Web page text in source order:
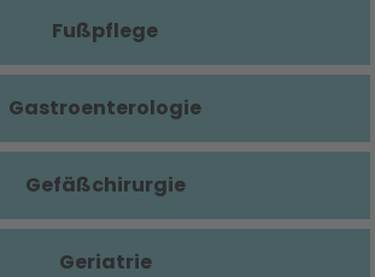
Fußpflege
Gastroenterologie
Gefäßchirurgie
Geriatrie